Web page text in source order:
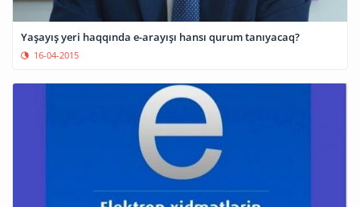
Yaşayış yeri haqqında e-arayışı hansı qurum tanıyacaq?
16-04-2015